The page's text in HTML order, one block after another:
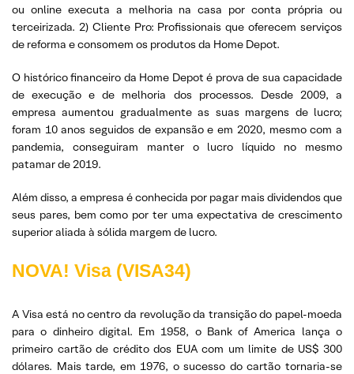
ou online executa a melhoria na casa por conta própria ou
terceirizada. 2) Cliente Pro: Profissionais que oferecem serviços
de reforma e consomem os produtos da Home Depot.
O histórico financeiro da Home Depot é prova de sua capacidade
de execução e de melhoria dos processos. Desde 2009, a
empresa aumentou gradualmente as suas margens de lucro;
foram 10 anos seguidos de expansão e em 2020, mesmo com a
pandemia, conseguiram manter o lucro líquido no mesmo
patamar de 2019.
Além disso, a empresa é conhecida por pagar mais dividendos que
seus pares, bem como por ter uma expectativa de crescimento
superior aliada à sólida margem de lucro.
NOVA! Visa (VISA34)
A Visa está no centro da revolução da transição do papel-moeda
para o dinheiro digital. Em 1958, o Bank of America lança o
primeiro cartão de crédito dos EUA com um limite de US$ 300
dólares. Mais tarde, em 1976, o sucesso do cartão tornaria-se